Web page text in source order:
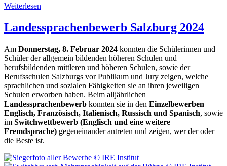
Weiterlesen
Landessprachenbewerb Salzburg 2024
Am Donnerstag, 8. Februar 2024 konnten die Schülerinnen und
Schüler der allgemein bildenden höheren Schulen und
berufsbildenden mittleren und höheren Schulen, sowie der
Berufsschulen Salzburgs vor Publikum und Jury zeigen, welche
sprachlichen und sozialen Fähigkeiten sie an ihren jeweiligen
Schulen erworben haben. Beim alljährlichen
Landessprachenbewerb konnten sie in den Einzelbewerben
Englisch, Französisch, Italienisch, Russisch und Spanisch, sowie
im Switchwettbewerb (Englisch und eine weitere
Fremdsprache) gegeneinander antreten und zeigen, wer der oder
die Beste ist.